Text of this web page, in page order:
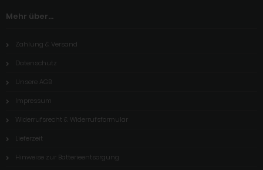
Mehr über...
Zahlung & Versand
Datenschutz
Unsere AGB
Impressum
Widerrufsrecht & Widerrufsformular
Lieferzeit
Hinweise zur Batterieentsorgung